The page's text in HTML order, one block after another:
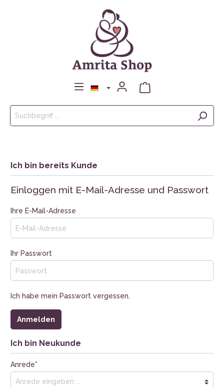
Ich bin bereits Kunde
Einloggen mit E-Mail-Adresse und Passwort
Ihre E-Mail-Adresse
Ihr Passwort
Ich habe mein Passwort vergessen.
Anmelden
Ich bin Neukunde
Anrede*